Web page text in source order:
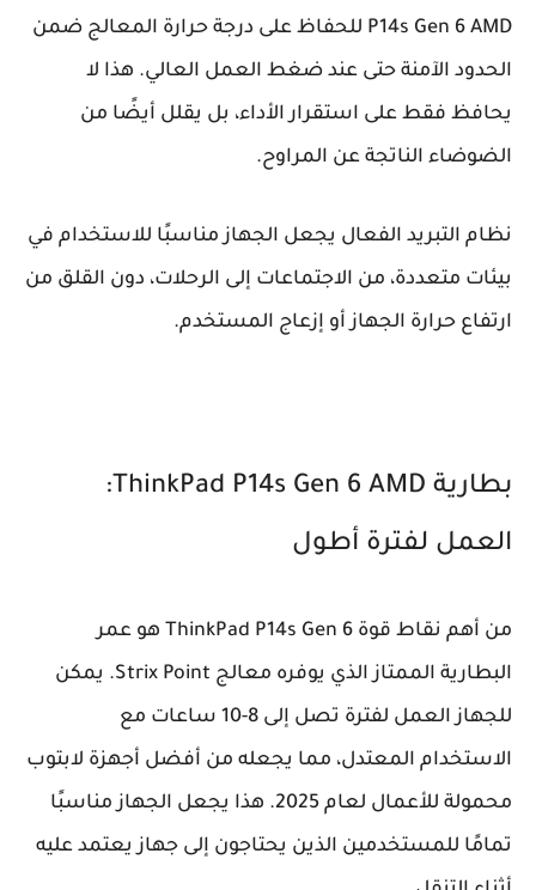
P14s Gen 6 AMD للحفاظ على درجة حرارة المعالج ضمن
الحدود الآمنة حتى عند ضغط العمل العالي. هذا لا
يحافظ فقط على استقرار الأداء، بل يقلل أيضًا من
الضوضاء الناتجة عن المراوح.
نظام التبريد الفعال يجعل الجهاز مناسبًا للاستخدام في
بيئات متعددة، من الاجتماعات إلى الرحلات، دون القلق من
ارتفاع حرارة الجهاز أو إزعاج المستخدم.
بطارية ThinkPad P14s Gen 6 AMD:
العمل لفترة أطول
من أهم نقاط قوة ThinkPad P14s Gen 6 هو عمر
البطارية الممتاز الذي يوفره معالج Strix Point. يمكن
للجهاز العمل لفترة تصل إلى 8-10 ساعات مع
الاستخدام المعتدل، مما يجعله من أفضل أجهزة لابتوب
محمولة للأعمال لعام 2025. هذا يجعل الجهاز مناسبًا
تمامًا للمستخدمين الذين يحتاجون إلى جهاز يعتمد عليه